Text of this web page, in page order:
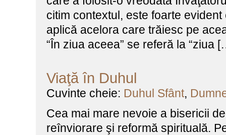
citim contextul, este foarte
aplică acelora care trăiesc pe
“În ziua aceea” se referă la “ziua
Viaţă în Duhul
Cuvinte cheie: Duhul Sfânt,
Cea mai mare nevoie a bisericii
reînviorare şi reformă spirituală.